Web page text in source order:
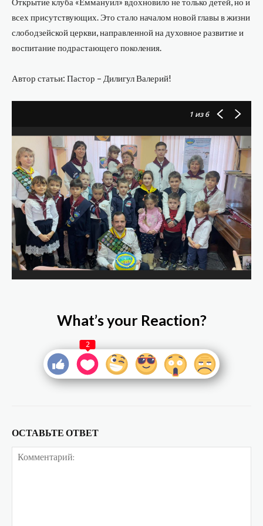
всех присутствующих. Это стало началом новой главы в жизни
слободзейской церкви, направленной на духовное развитие и
воспитание подрастающего поколения.
Автор статьи: Пастор – Дилигул Валерий!
1 из 6
What’s your Reaction?
2
ОСТАВЬТЕ ОТВЕТ